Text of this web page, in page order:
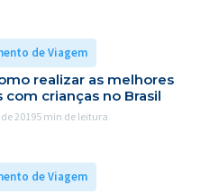
de Viagem
realizar as melhores
com crianças no Brasil
20195 min de leitura
de Viagem